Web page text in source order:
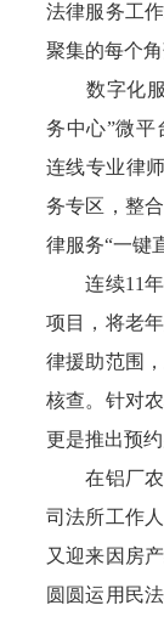
法律服务工
聚集的每个角
数字化服
务中心”微平
连线专业律
务专区，整
律服务“一键
连续11年
项目，将老
律援助范围
核查。针对
更是推出预
在铝厂农
司法所工作
又迎来因房
圆圆运用民